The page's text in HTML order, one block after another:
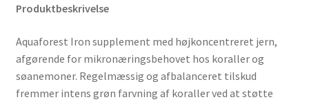
Produktbeskrivelse
Aquaforest Iron supplement med højkoncentreret jern,
afgørende for mikronæringsbehovet hos koraller og
søanemoner. Regelmæssig og afbalanceret tilskud
fremmer intens grøn farvning af koraller ved at støtte